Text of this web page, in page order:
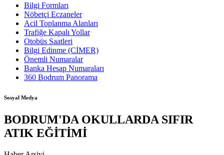
Bilgi Formları
Nöbetçi Eczaneler
Acil Toplanma Alanları
Trafiğe Kapalı Yollar
Otobüs Saatleri
Bilgi Edinme (CİMER)
Önemli Numaralar
Banka Hesap Numaraları
360 Bodrum Panorama
Sosyal Medya
BODRUM'DA OKULLARDA SIFIR
ATIK EĞİTİMİ